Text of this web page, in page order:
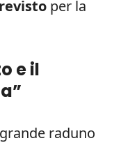
per la
e il
raduno